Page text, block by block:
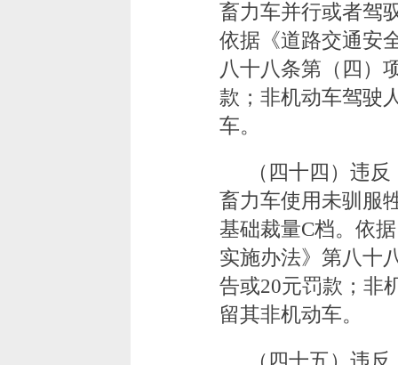
畜力车并行或者驾
依据《道路交通安
八十八条第（四）
款；非机动车驾驶
车。
（四十四）违
畜力车使用未驯服
基础裁量C档。依
实施办法》第八十
告或20元罚款；非
留其非机动车。